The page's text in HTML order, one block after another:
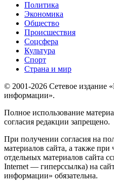
Политика
Экономика
Общество
Происшествия
Соцсфера
Культура
Спорт
Страна и мир
© 2001-2026 Сетевое издание
информации».
Полное использование
согласия редакции запрещено.
При получении согласия на
материалов сайта, а также
отдельных материалов сайта
Internet — гиперссылка) на
информации» обязательна.